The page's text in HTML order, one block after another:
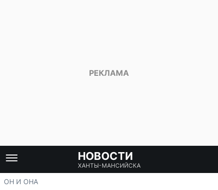
НОВОСТИ
ХАНТЫ-МАНСИЙСКА
ОН И ОНА